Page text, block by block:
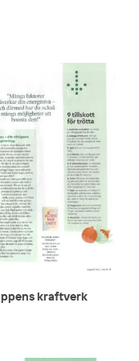
kraftverk